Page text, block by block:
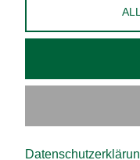
Widerrufsbelehrung
Cookies bearbeiten